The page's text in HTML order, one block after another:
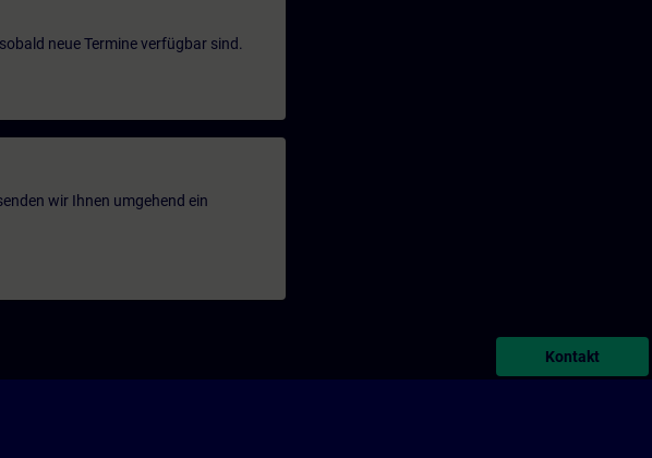
neue Termine verfügbar sind.
wir Ihnen umgehend ein
Kontakt